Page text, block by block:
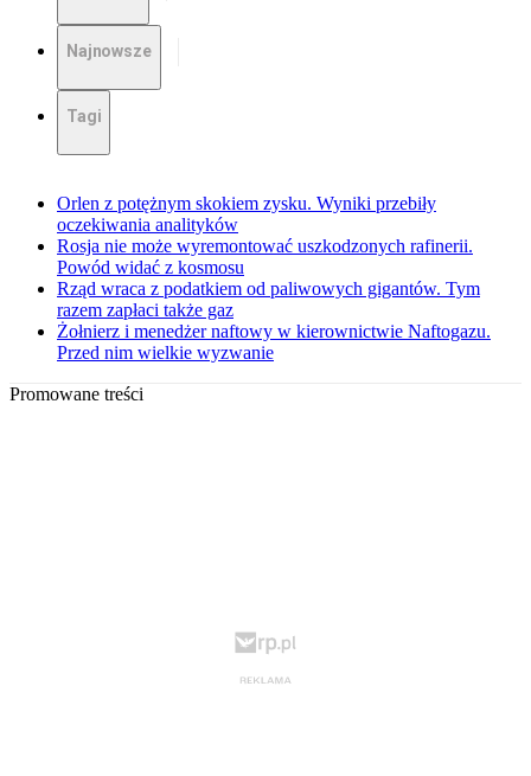
Najnowsze
Tagi
Orlen z potężnym skokiem zysku. Wyniki przebiły
oczekiwania analityków
Rosja nie może wyremontować uszkodzonych rafinerii.
Powód widać z kosmosu
Rząd wraca z podatkiem od paliwowych gigantów. Tym
razem zapłaci także gaz
Żołnierz i menedżer naftowy w kierownictwie Naftogazu.
Przed nim wielkie wyzwanie
Promowane treści